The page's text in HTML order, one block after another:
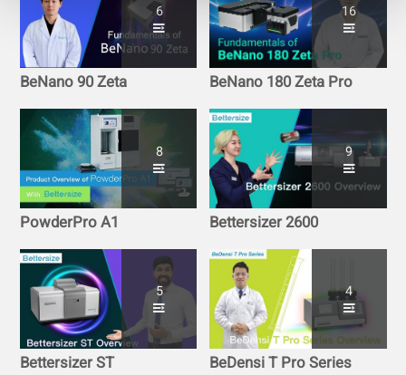
6
BeNano 90 Zeta
16
BeNano 180 Zeta Pro
8
PowderPro A1
9
Bettersizer 2600
5
Bettersizer ST
4
BeDensi T Pro Series